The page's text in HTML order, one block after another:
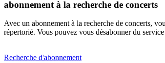
abonnement à la recherche de concerts
Avec un abonnement à la recherche de concerts,
répertorié. Vous pouvez vous désabonner du
Recherche d'abonnement